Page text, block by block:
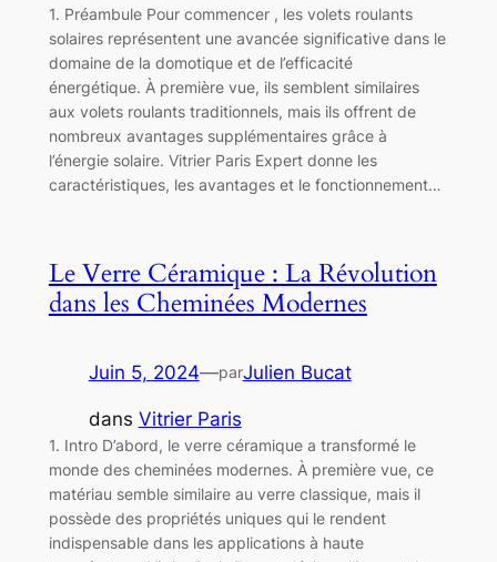
1. Préambule Pour commencer , les volets roulants
solaires représentent une avancée significative dans le
domaine de la domotique et de l’efficacité
énergétique. À première vue, ils semblent similaires
aux volets roulants traditionnels, mais ils offrent de
nombreux avantages supplémentaires grâce à
l’énergie solaire. Vitrier Paris Expert donne les
caractéristiques, les avantages et le fonctionnement…
Le Verre Céramique : La Révolution
dans les Cheminées Modernes
Juin 5, 2024—parJulien Bucat
dans Vitrier Paris
1. Intro D’abord, le verre céramique a transformé le
monde des cheminées modernes. À première vue, ce
matériau semble similaire au verre classique, mais il
possède des propriétés uniques qui le rendent
indispensable dans les applications à haute